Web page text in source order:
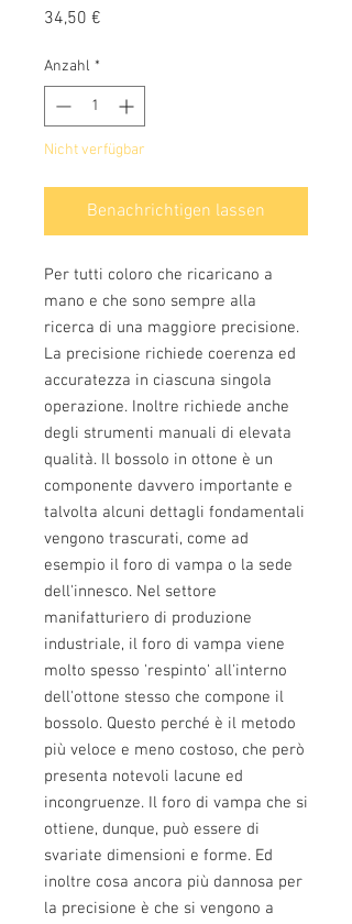
34,50 €
Anzahl *
Nicht verfügbar
Benachrichtigen lassen
Per tutti coloro che ricaricano a
mano e che sono sempre alla
ricerca di una maggiore precisione.
La precisione richiede coerenza ed
accuratezza in ciascuna singola
operazione. Inoltre richiede anche
degli strumenti manuali di elevata
qualità. Il bossolo in ottone è un
componente davvero importante e
talvolta alcuni dettagli fondamentali
vengono trascurati, come ad
esempio il foro di vampa o la sede
dell'innesco. Nel settore
manifatturiero di produzione
industriale, il foro di vampa viene
molto spesso 'respinto' all'interno
dell'ottone stesso che compone il
bossolo. Questo perché è il metodo
più veloce e meno costoso, che però
presenta notevoli lacune ed
incongruenze. Il foro di vampa che si
ottiene, dunque, può essere di
svariate dimensioni e forme. Ed
inoltre cosa ancora più dannosa per
la precisione è che si vengono a